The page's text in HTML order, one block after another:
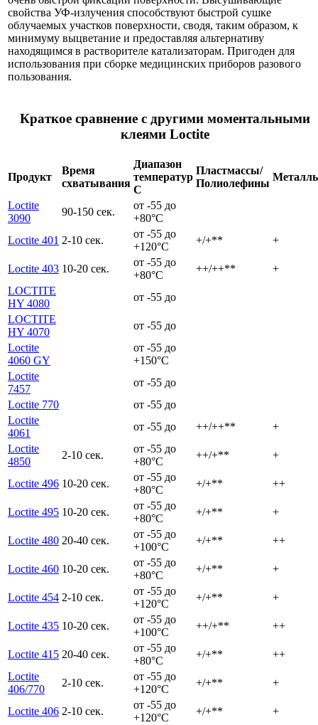
свойства УФ-излучения способствуют быстрой сушке
облучаемых участков поверхности, сводя, таким образом, к
минимуму выцветание и предоставляя альтернативу
находящимся в растворителе катализаторам. Пригоден для
использования при сборке медицинских приборов разового
пользования.
Краткое сравнение с другими моментальными
клеями Loctite
Продукт
Время
схватывания
Диапазон
температур
С
Пластмассы/
Полиолефины
Loctite
3090
90-150 сек.
от -55 до
+80°C
Loctite 401 2-10 сек.
от -55 до
+120°C
+/+** +
Loctite 403 10-20 сек.
от -55 до
+80°C
++/++**
+
LOCTITE
HY 4080
от -55 до
LOCTITE
HY 4070
от -55 до
Loctite
4060 GY
от -55 до
+150°C
Loctite
7457
от -55 до
Loctite 770
от -55 до
Loctite
4061
от -55 до ++/++**
+
Loctite
4850
2-10 сек.
от -55 до
+80°C
++/+** +
Loctite 496 10-20 сек.
от -55 до
+80°C
+/+** ++
Loctite 495 10-20 сек.
от -55 до
+80°C
+/+** +
Loctite 480 20-40 сек.
от -55 до
+100°C
+/+** ++
Loctite 460 10-20 сек.
от -55 до
+80°C
+/+** +
Loctite 454 2-10 сек.
от -55 до
+120°C
+/+** +
Loctite 435 10-20 сек.
от -55 до
+100°C
++/+** ++
Loctite 415 20-40 сек.
от -55 до
+80°C
+/+**
++
Loctite
406/770
2-10 сек.
от -55 до
+120°C
+/+** +
Loctite 406 2-10 сек.
от -55 до
+120°C
+/+**
+